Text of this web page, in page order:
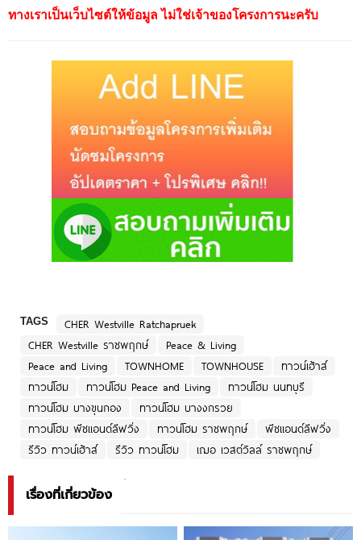
ทางเราเป็นเว็บไซต์ให้ข้อมูล ไม่ใช่เจ้าของโครงการนะครับ
TAGS
CHER Westville Ratchapruek
CHER Westville ราชพฤกษ์
Peace & Living
Peace and Living
TOWNHOME TOWNHOUSE
ทาวน์เฮ้าส์
ทาวน์โฮม
ทาวน์โฮม Peace and Living
ทาวน์โฮม นนทบุรี
ทาวน์โฮม บางขุนกอง
ทาวน์โฮม บางงกรวย
ทาวน์โฮม พีซแอนด์ลีฟวิ่ง
ทาวน์โฮม ราชพฤกษ์
พีซแอนด์ลีฟวิ่ง
รีวิว ทาวน์เฮ้าส์
รีวิว ทาวน์โฮม เฌอ เวสต์วิลล์ ราชพฤกษ์
เรื่องที่เกี่ยวข้อง